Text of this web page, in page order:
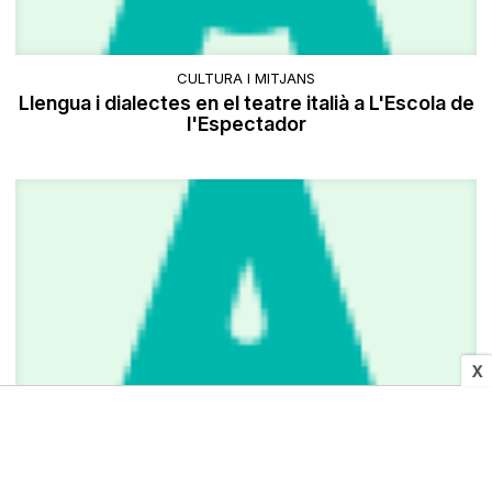
X
CULTURA I MITJANS
Llengua i dialectes en el teatre italià a L'Escola de
l'Espectador